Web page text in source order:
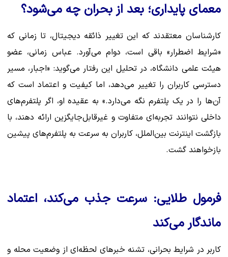
معمای پایداری؛ بعد از بحران چه می‌شود؟
کارشناسان معتقدند که این تغییر ذائقه دیجیتال، تا زمانی که
«شرایط اضطرار» باقی است، دوام می‌آورد. عباس زمانی، عضو
هیئت علمی دانشگاه، در تحلیل این رفتار می‌گوید: «اجبار، مسیر
دسترسی کاربران را تغییر می‌دهد، اما کیفیت و اعتماد است که
آن‌ها را در یک پلتفرم نگه می‌دارد.» به عقیده او، اگر پلتفرم‌های
داخلی نتوانند تجربه‌ای متفاوت و غیرقابل‌جایگزین ارائه دهند، با
بازگشت اینترنت بین‌الملل، کاربران به سرعت به پلتفرم‌های پیشین
بازخواهند گشت.
فرمول طلایی: سرعت جذب می‌کند، اعتماد
ماندگار می‌کند
کاربر در شرایط بحرانی، تشنه خبرهای لحظه‌ای از وضعیت محله و